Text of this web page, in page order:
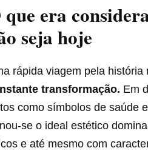
que era
seja hoje
rápida viagem pela história
transformação. Em
como símbolos de saúde
se o ideal estético
e até mesmo com